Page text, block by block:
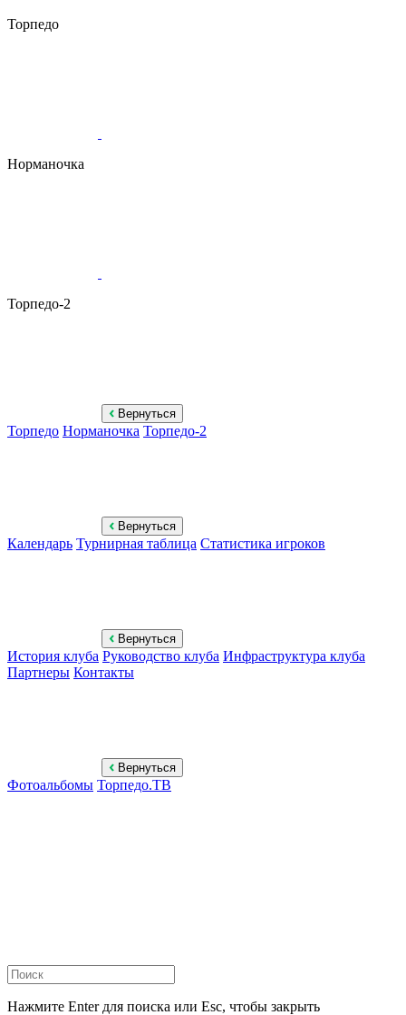
Торпедо
Норманочка
Торпедо-2
Вернуться
Торпедо Норманочка Торпедо-2
Вернуться
Календарь Турнирная таблица Статистика игроков
Вернуться
История клуба Руководство клуба Инфраструктура клуба
Партнеры Контакты
Вернуться
Фотоальбомы Торпедо.ТВ
Нажмите Enter для поиска или Esc, чтобы закрыть